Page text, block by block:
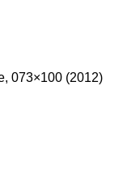
073×100 (2012)